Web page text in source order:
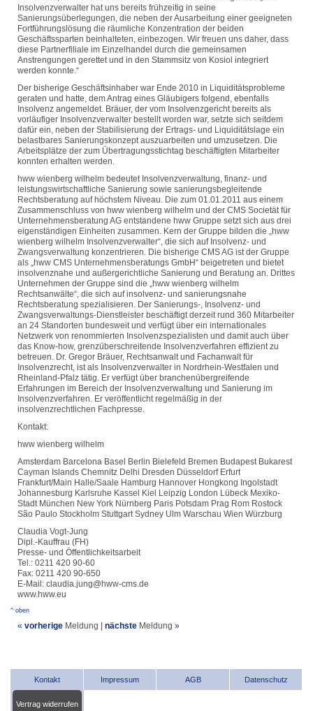
Insolvenzverwalter hat uns bereits frühzeitig in seine
Sanierungsüberlegungen, die neben der Ausarbeitung einer geeigneten
Fortführungslösung die räumliche Konzentration der beiden
Geschäftssparten beinhalteten, einbezogen. Wir freuen uns daher, dass
diese Partnerfiliale im Einzelhandel durch die gemeinsamen
Anstrengungen gerettet und in den Stammsitz von Kosiol integriert
werden konnte.“
Der bisherige Geschäftsinhaber war Ende 2010 in Liquiditätsprobleme
geraten und hatte, dem Antrag eines Gläubigers folgend, ebenfalls
Insolvenz angemeldet. Bräuer, der vom Insolvenzgericht bereits als
vorläufiger Insolvenzverwalter bestellt worden war, setzte sich seitdem
dafür ein, neben der Stabilisierung der Ertrags- und Liquiditätslage ein
belastbares Sanierungskonzept auszuarbeiten und umzusetzen. Die
Arbeitsplätze der zum Übertragungsstichtag beschäftigten Mitarbeiter
konnten erhalten werden.
hww wienberg wilhelm bedeutet Insolvenzverwaltung, finanz- und
leistungswirtschaftliche Sanierung sowie sanierungsbegleitende
Rechtsberatung auf höchstem Niveau. Die zum 01.01.2011 aus einem
Zusammenschluss von hww wienberg wilhelm und der CMS Societät für
Unternehmensberatung AG entstandene hww Gruppe setzt sich aus drei
eigenständigen Einheiten zusammen. Kern der Gruppe bilden die „hww
wienberg wilhelm Insolvenzverwalter“, die sich auf Insolvenz- und
Zwangsverwaltung konzentrieren. Die bisherige CMS AG ist der Gruppe
als „hww CMS Unternehmensberatungs GmbH“ beigetreten und bietet
insolvenznahe und außergerichtliche Sanierung und Beratung an. Drittes
Unternehmen der Gruppe sind die „hww wienberg wilhelm
Rechtsanwälte“, die sich auf insolvenz- und sanierungsnahe
Rechtsberatung spezialisieren. Der Sanierungs-, Insolvenz- und
Zwangsverwaltungs-Dienstleister beschäftigt derzeit rund 360 Mitarbeiter
an 24 Standorten bundesweit und verfügt über ein internationales
Netzwerk von renommierten Insolvenzspezialisten und damit auch über
das Know-how, grenzüberschreitende Insolvenzverfahren effizient zu
betreuen. Dr. Gregor Bräuer, Rechtsanwalt und Fachanwalt für
Insolvenzrecht, ist als Insolvenzverwalter in Nordrhein-Westfalen und
Rheinland-Pfalz tätig. Er verfügt über branchenübergreifende
Erfahrungen im Bereich der Insolvenzverwaltung und Sanierung im
Insolvenzverfahren. Er veröffentlicht regelmäßig in der
insolvenzrechtlichen Fachpresse.
Kontakt:
hww wienberg wilhelm
Amsterdam Barcelona Basel Berlin Bielefeld Bremen Budapest Bukarest
Cayman Islands Chemnitz Delhi Dresden Düsseldorf Erfurt
Frankfurt/Main Halle/Saale Hamburg Hannover Hongkong Ingolstadt
Johannesburg Karlsruhe Kassel Kiel Leipzig London Lübeck Mexiko-
Stadt München New York Nürnberg Paris Potsdam Prag Rom Rostock
São Paulo Stockholm Stuttgart Sydney Ulm Warschau Wien Würzburg
Claudia Vogt-Jung
Dipl.-Kauffrau (FH)
Presse- und Öffentlichkeitsarbeit
Tel.: 0211 420 90-60
Fax: 0211 420 90-650
E-Mail: claudia.jung@hww-cms.de
www.hww.eu
^ oben
« vorherige Meldung nächste Meldung »
Kontakt Impressum AGB Datenschutz
Vertrag widerrufen